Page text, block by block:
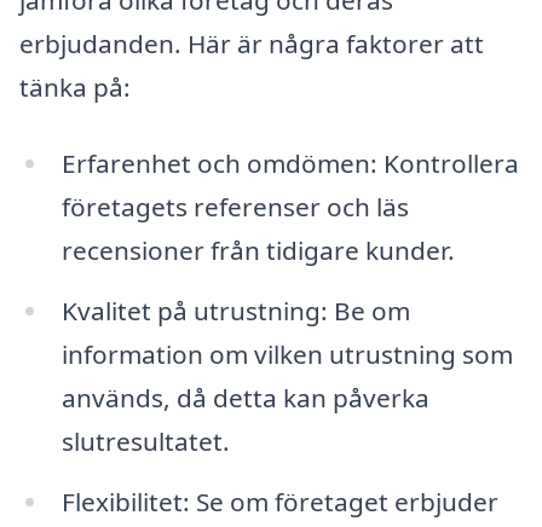
erbjudanden. Här är några faktorer att
tänka på:
Erfarenhet och omdömen: Kontrollera
företagets referenser och läs
recensioner från tidigare kunder.
Kvalitet på utrustning: Be om
information om vilken utrustning som
används, då detta kan påverka
slutresultatet.
Flexibilitet: Se om företaget erbjuder